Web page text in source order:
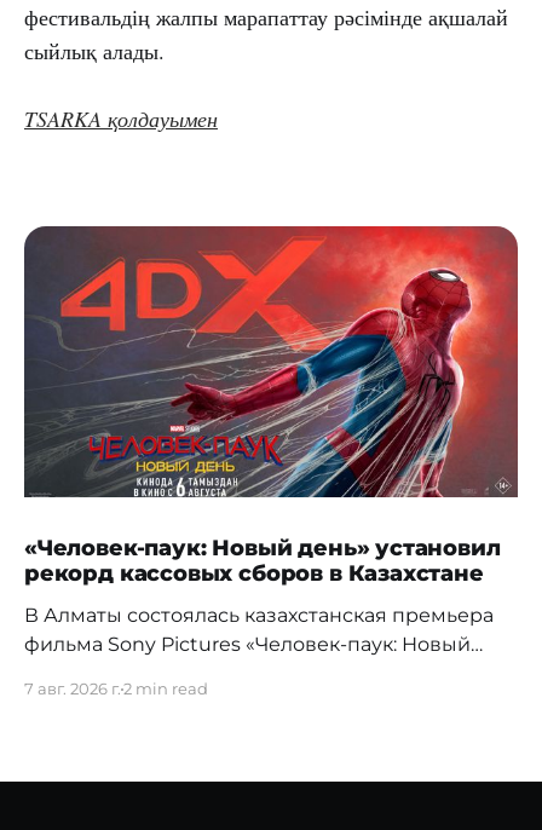
фестивальдің жалпы марапаттау рәсімінде ақшалай
сыйлық алады.
TSARKA қолдауымен
«Человек-паук: Новый день» установил
рекорд кассовых сборов в Казахстане
В Алматы состоялась казахстанская премьера
фильма Sony Pictures «Человек-паук: Новый
7 авг. 2026 г.2 min read